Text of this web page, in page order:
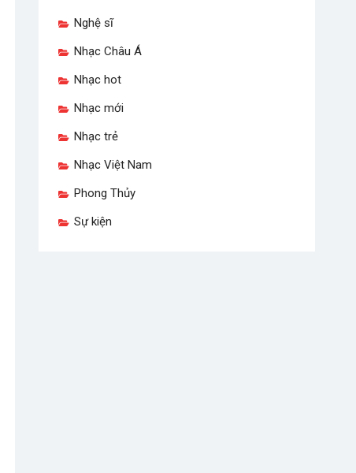
Nghệ sĩ
Nhạc Châu Á
Nhạc hot
Nhạc mới
Nhạc trẻ
Nhạc Việt Nam
Phong Thủy
Sự kiện